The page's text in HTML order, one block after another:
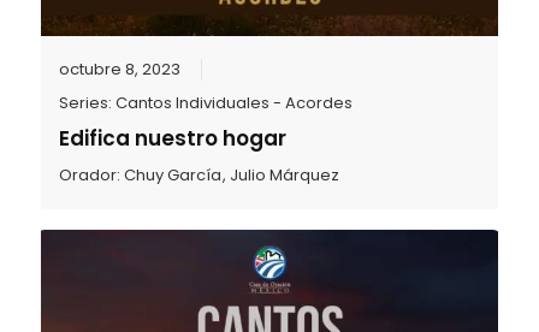
octubre 8, 2023
Series:Cantos Individuales - Acordes
Edifica nuestro hogar
Orador:Chuy García, Julio Márquez